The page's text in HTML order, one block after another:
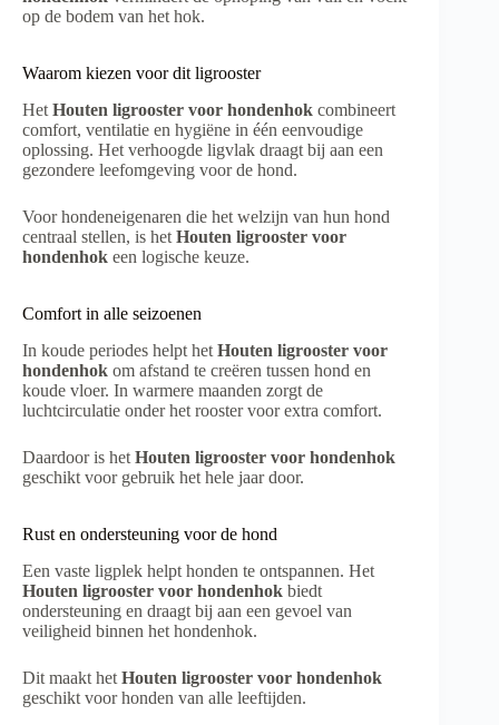
op de bodem van het hok.
Waarom kiezen voor dit ligrooster
Het Houten ligrooster voor hondenhok combineert
comfort, ventilatie en hygiëne in één eenvoudige
oplossing. Het verhoogde ligvlak draagt bij aan een
gezondere leefomgeving voor de hond.
Voor hondeneigenaren die het welzijn van hun hond
centraal stellen, is het Houten ligrooster voor
hondenhok een logische keuze.
Comfort in alle seizoenen
In koude periodes helpt het Houten ligrooster voor
hondenhok om afstand te creëren tussen hond en
koude vloer. In warmere maanden zorgt de
luchtcirculatie onder het rooster voor extra comfort.
Daardoor is het Houten ligrooster voor hondenhok
geschikt voor gebruik het hele jaar door.
Rust en ondersteuning voor de hond
Een vaste ligplek helpt honden te ontspannen. Het
Houten ligrooster voor hondenhok biedt
ondersteuning en draagt bij aan een gevoel van
veiligheid binnen het hondenhok.
Dit maakt het Houten ligrooster voor hondenhok
geschikt voor honden van alle leeftijden.